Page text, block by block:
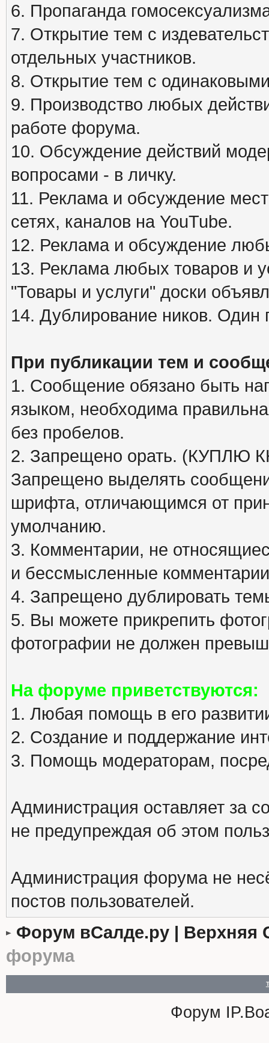
6. Пропаганда
7. Открытие тем с
отдельных участников.
8. Открытие тем с
9. Производство любых
работе форума.
10. Обсуждение действий
вопросами - в личку.
11. Реклама и обсуждение
сетях, каналов на YouTube.
12. Реклама и обсуждение
13. Реклама любых товаров и
"Товары и услуги" доски
14. Дублирование ников. Один
При публикации тем и
1. Сообщение обязано быть
языком, необходима
без пробелов.
2. Запрещено орать. (КУПЛЮ
Запрещено выделять
шрифта, отличающимся от
умолчанию.
3. Комментарии, не
и бессмысленные
4. Запрещено дублировать
5. Вы можете прикрепить
фотографии не должен
На форуме приветствуются:
1. Любая помощь в его
2. Создание и поддержание
3. Помощь модераторам,
Администрация оставляет за
не предупреждая об этом
Администрация форума не
постов пользователей.
Форум вСалде.ру | Верхняя
форума
Форум